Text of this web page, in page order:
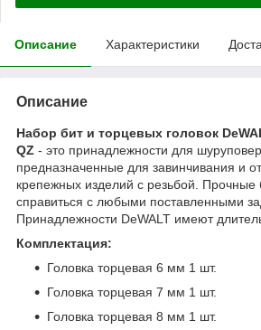
Описание Характеристики
Описание
Набор бит и торцевых головок
QZ - это принадлежности для
предназначенные для завинчивания и
крепежных изделий с резьбой. Прочные
справиться с любыми поставленными
Принадлежности DeWALT имеют
Комплектация:
Головка торцевая 6 мм 1 шт.
Головка торцевая 7 мм 1 шт.
Головка торцевая 8 мм 1 шт.